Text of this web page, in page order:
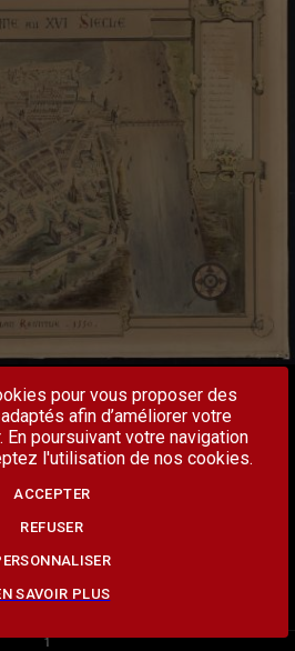
pour vous proposer des
afin d’améliorer votre
poursuivant votre navigation
l'utilisation de nos cookies.
ACCEPTER
REFUSER
SAVOIR PLUS